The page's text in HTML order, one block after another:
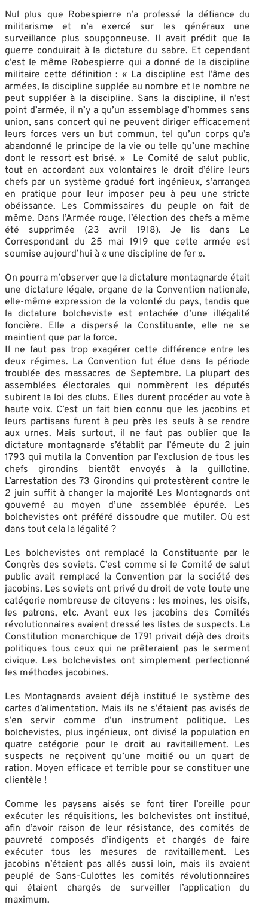
Nul plus que Robespierre n’a professé la défiance du
militarisme et n’a exercé sur les généraux une
surveillance plus soupçonneuse. Il avait prédit que la
guerre conduirait à la dictature du sabre. Et cependant
c’est le même Robespierre qui a donné de la discipline
militaire cette définition : « La discipline est l’âme des
armées, la discipline supplée au nombre et le nombre ne
peut suppléer à la discipline. Sans la discipline, il n’est
point d’armée, il n’y a qu’un assemblage d’hommes sans
union, sans concert qui ne peuvent diriger efficacement
leurs forces vers un but commun, tel qu’un corps qu’a
abandonné le principe de la vie ou telle qu’une machine
dont le ressort est brisé. » Le Comité de salut public,
tout en accordant aux volontaires le droit d’élire leurs
chefs par un système gradué fort ingénieux, s’arrangea
en pratique pour leur imposer peu à peu une stricte
obéissance. Les Commissaires du peuple on fait de
même. Dans l’Armée rouge, l’élection des chefs a même
été supprimée (23 avril 1918). Je lis dans Le
Correspondant du 25 mai 1919 que cette armée est
soumise aujourd’hui à « une discipline de fer ».
On pourra m’observer que la dictature montagnarde était
une dictature légale, organe de la Convention nationale,
elle-même expression de la volonté du pays, tandis que
la dictature bolcheviste est entachée d’une illégalité
foncière. Elle a dispersé la Constituante, elle ne se
maintient que par la force.
Il ne faut pas trop exagérer cette différence entre les
deux régimes. La Convention fut élue dans la période
troublée des massacres de Septembre. La plupart des
assemblées électorales qui nommèrent les députés
subirent la loi des clubs. Elles durent procéder au vote à
haute voix. C’est un fait bien connu que les jacobins et
leurs partisans furent à peu près les seuls à se rendre
aux urnes. Mais surtout, il ne faut pas oublier que la
dictature montagnarde s’établit par l’émeute du 2 juin
1793 qui mutila la Convention par l’exclusion de tous les
chefs girondins bientôt envoyés à la guillotine.
L’arrestation des 73 Girondins qui protestèrent contre le
2 juin suffit à changer la majorité Les Montagnards ont
gouverné au moyen d’une assemblée épurée. Les
bolchevistes ont préféré dissoudre que mutiler. Où est
dans tout cela la légalité ?
Les bolchevistes ont remplacé la Constituante par le
Congrès des soviets. C’est comme si le Comité de salut
public avait remplacé la Convention par la société des
jacobins. Les soviets ont privé du droit de vote toute une
catégorie nombreuse de citoyens : les moines, les oisifs,
les patrons, etc. Avant eux les jacobins des Comités
révolutionnaires avaient dressé les listes de suspects. La
Constitution monarchique de 1791 privait déjà des droits
politiques tous ceux qui ne prêteraient pas le serment
civique. Les bolchevistes ont simplement perfectionné
les méthodes jacobines.
Les Montagnards avaient déjà institué le système des
cartes d’alimentation. Mais ils ne s’étaient pas avisés de
s’en servir comme d’un instrument politique. Les
bolchevistes, plus ingénieux, ont divisé la population en
quatre catégorie pour le droit au ravitaillement. Les
suspects ne reçoivent qu’une moitié ou un quart de
ration. Moyen efficace et terrible pour se constituer une
clientèle !
Comme les paysans aisés se font tirer l’oreille pour
exécuter les réquisitions, les bolchevistes ont institué,
afin d’avoir raison de leur résistance, des comités de
pauvreté composés d’indigents et chargés de faire
exécuter tous les mesures de ravitaillement. Les
jacobins n’étaient pas allés aussi loin, mais ils avaient
peuplé de Sans-Culottes les comités révolutionnaires
qui étaient chargés de surveiller l’application du
maximum.